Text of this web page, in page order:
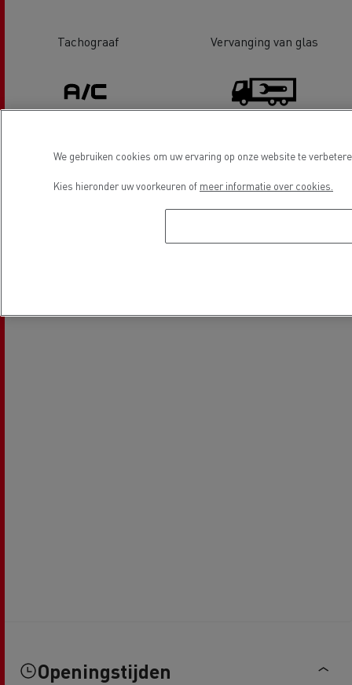
Tachograaf Vervanging van glas
Airconditioning Carrosserie
Openingstijden
We gebruiken cookies om uw ervaring op onze website te
Kies hieronder uw voorkeuren of meer informatie over cookies.